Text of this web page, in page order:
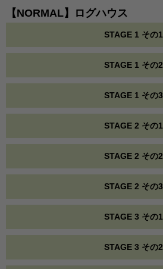
【NORMAL】ログハウス
STAGE 1 その1
STAGE 1 その2
STAGE 1 その3
STAGE 2 その1
STAGE 2 その2
STAGE 2 その3
STAGE 3 その1
STAGE 3 その2